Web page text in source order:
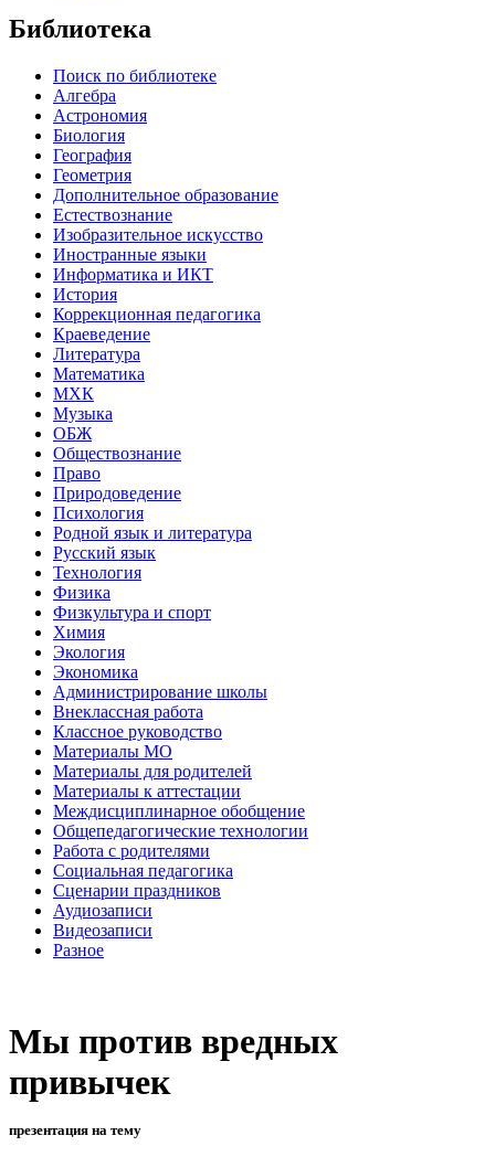
Библиотека
Поиск по библиотеке
Алгебра
Астрономия
Биология
География
Геометрия
Дополнительное образование
Естествознание
Изобразительное искусство
Иностранные языки
Информатика и ИКТ
История
Коррекционная педагогика
Краеведение
Литература
Математика
МХК
Музыка
ОБЖ
Обществознание
Право
Природоведение
Психология
Родной язык и литература
Русский язык
Технология
Физика
Физкультура и спорт
Химия
Экология
Экономика
Администрирование школы
Внеклассная работа
Классное руководство
Материалы МО
Материалы для родителей
Материалы к аттестации
Междисциплинарное обобщение
Общепедагогические технологии
Работа с родителями
Социальная педагогика
Сценарии праздников
Аудиозаписи
Видеозаписи
Разное
Мы против вредных
привычек
презентация на тему